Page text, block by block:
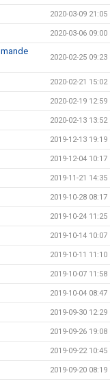
2020-03-09 21:05
2020-03-06 09:00
2020-02-25 09:23
2020-02-21 15:02
2020-02-19 12:59
2020-02-13 13:52
2019-12-13 19:19
2019-12-04 10:17
2019-11-21 14:35
2019-10-28 08:17
2019-10-24 11:25
2019-10-14 10:07
2019-10-11 11:10
2019-10-07 11:58
2019-10-04 08:47
2019-09-30 12:29
2019-09-26 19:08
2019-09-22 10:45
2019-09-20 08:19